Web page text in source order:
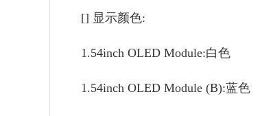
[] 显示颜色:
1.54inch OLED Module:白色
1.54inch OLED Module (B):蓝色